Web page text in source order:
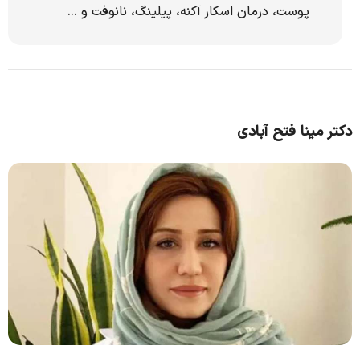
پوست، درمان اسکار آکنه، پیلینگ، نانوفت و ...
دکتر مینا فتح آبادی